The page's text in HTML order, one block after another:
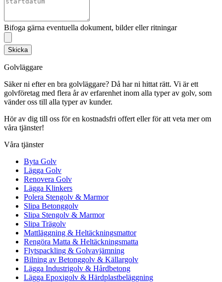
Bifoga gärna eventuella dokument, bilder eller ritningar
Skicka
Golvläggare
Säker ni efter en bra golvläggare? Då har ni hittat rätt. Vi är ett
golvföretag med flera år av erfarenhet inom alla typer av golv, som
vänder oss till alla typer av kunder.
Hör av dig till oss för en kostnadsfri offert eller för att veta mer om
våra tjänster!
Våra tjänster
Byta Golv
Lägga Golv
Renovera Golv
Lägga Klinkers
Polera Stengolv & Marmor
Slipa Betonggolv
Slipa Stengolv & Marmor
Slipa Trägolv
Mattläggning & Heltäckningsmattor
Rengöra Matta & Heltäckningsmatta
Flytspackling & Golvavjämning
Bilning av Betonggolv & Källargolv
Lägga Industrigolv & Hårdbetong
Lägga Epoxigolv & Härdplastbeläggning